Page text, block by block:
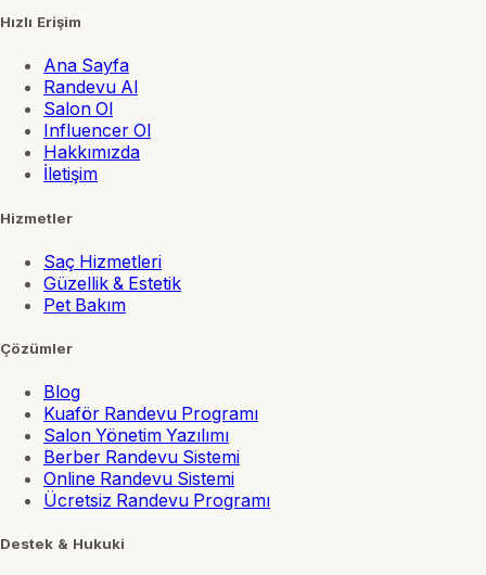
Hızlı Erişim
Ana Sayfa
Randevu Al
Salon Ol
Influencer Ol
Hakkımızda
İletişim
Hizmetler
Saç Hizmetleri
Güzellik & Estetik
Pet Bakım
Çözümler
Blog
Kuaför Randevu Programı
Salon Yönetim Yazılımı
Berber Randevu Sistemi
Online Randevu Sistemi
Ücretsiz Randevu Programı
Destek & Hukuki